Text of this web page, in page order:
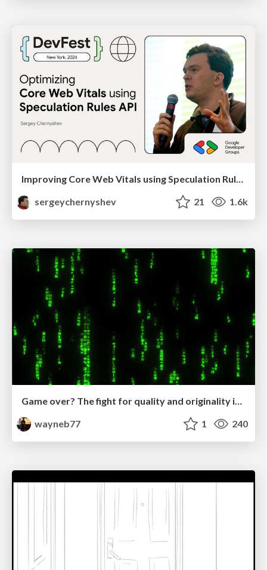
Improving Core Web Vitals using Speculation Rules API
sergeychernyshev
21 1.6k
Game over? The fight for quality and originality in the time of robots
wayneb77
1 240